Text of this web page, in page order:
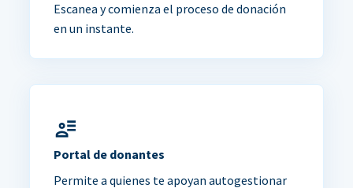
Escanea y comienza el proceso de donación
en un instante.
Portal de donantes
Permite a quienes te apoyan autogestionar